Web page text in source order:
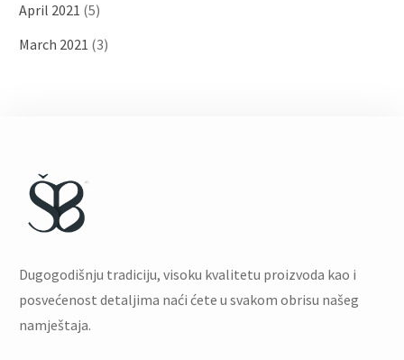
April 2021 (5)
March 2021 (3)
Dugogodišnju tradiciju, visoku kvalitetu proizvoda kao i
posvećenost detaljima naći ćete u svakom obrisu našeg
namještaja.